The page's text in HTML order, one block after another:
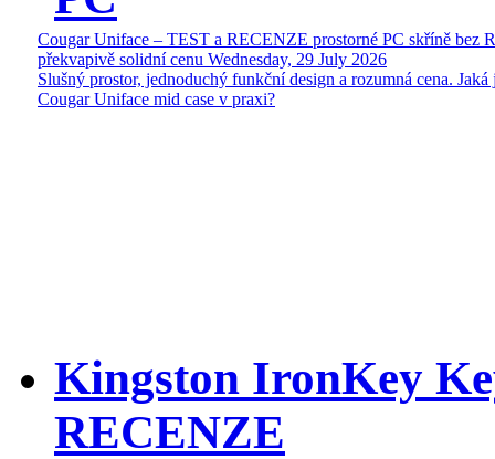
Cougar Uniface – TEST a RECENZE prostorné PC skříně bez
překvapivě solidní cenu Wednesday, 29 July 2026
Slušný prostor, jednoduchý funkční design a rozumná cena. Jaká
Cougar Uniface mid case v praxi?
Kingston IronKey
RECENZE